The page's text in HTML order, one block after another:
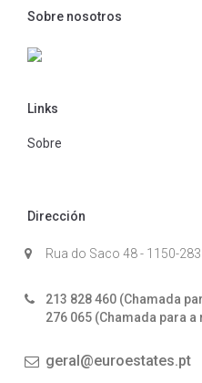
Sobre nosotros
Links
Sobre
Dirección
Rua do Saco 48 - 1150-
213 828 460 (Chamada
276 065 (Chamada para
geral@euroestates.pt